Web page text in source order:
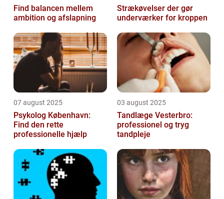
Find balancen mellem
ambition og afslapning
Strækøvelser der gør
underværker for kroppen
07 august 2025
Psykolog København:
Find den rette
professionelle hjælp
03 august 2025
Tandlæge Vesterbro:
professionel og tryg
tandpleje